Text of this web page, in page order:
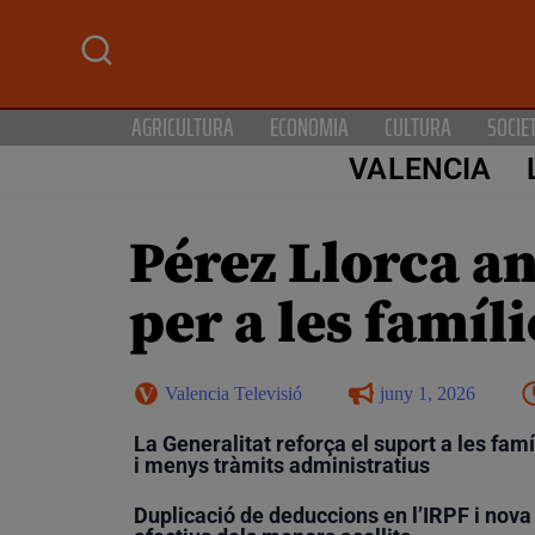
AGRICULTURA ECONOMIA CULTURA
VALENCIA
Pérez Llorca
per a les
Valencia Televisió juny 1, 2026
La Generalitat reforça el suport a les
i menys tràmits administratius
Duplicació de deduccions en l’IRPF i